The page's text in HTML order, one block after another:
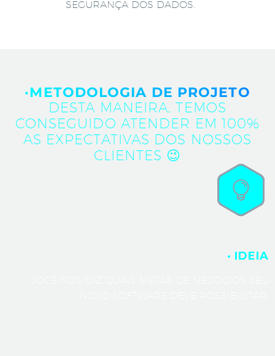
SEGURANÇA DOS DADOS.
·METODOLOGIA DE PROJETO
DESTA MANEIRA, TEMOS
CONSEGUIDO ATENDER EM 100%
AS EXPECTATIVAS DOS NOSSOS
CLIENTES 😉
· IDEIA